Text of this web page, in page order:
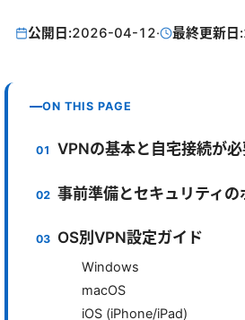
公開日:2026-04-12· 最終更新日:
ON THIS PAGE
VPNの基本と自宅接続が
事前準備とセキュリティの
OS別VPN設定ガイド
Windows
macOS
iOS (iPhone/iPad)